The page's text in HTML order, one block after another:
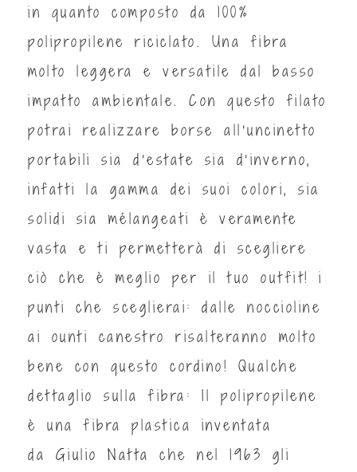
in quanto composto da 100%
polipropilene riciclato. Una fibra
molto leggera e versatile dal basso
impatto ambientale. Con questo filato
potrai realizzare borse all'uncinetto
portabili sia d'estate sia d'inverno,
infatti la gamma dei suoi colori, sia
solidi sia mélangeati è veramente
vasta e ti permetterà di scegliere
ciò che è meglio per il tuo outfit! i
punti che sceglierai: dalle noccioline
ai ounti canestro risalteranno molto
bene con questo cordino! Qualche
dettaglio sulla fibra: Il polipropilene
è una fibra plastica inventata
da Giulio Natta che nel 1963 gli